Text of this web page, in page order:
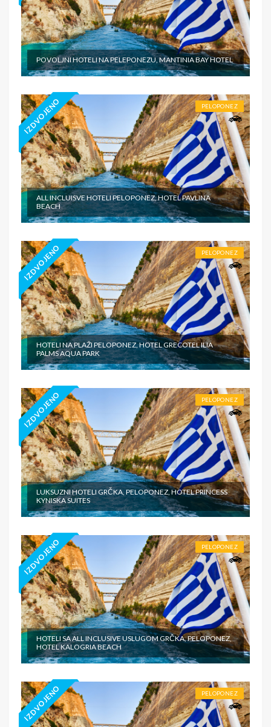
POVOLJNI HOTELI NA PELEPONEZU, MANTINIA BAY HOTEL
IZDVOJENO PELOPONEZ
ALL INCLUISVE HOTELI PELOPONEZ, HOTEL PAVLINA
BEACH
IZDVOJENO PELOPONEZ
HOTELI NA PLAŽI PELOPONEZ, HOTEL GRECOTEL ILIA
PALMS AQUA PARK
IZDVOJENO PELOPONEZ
LUKSUZNI HOTELI GRČKA, PELOPONEZ, HOTEL PRINCESS
KYNISKA SUITES
IZDVOJENO PELOPONEZ
HOTELI SA ALL INCLUSIVE USLUGOM GRČKA, PELOPONEZ,
HOTEL KALOGRIA BEACH
IZDVOJENO PELOPONEZ